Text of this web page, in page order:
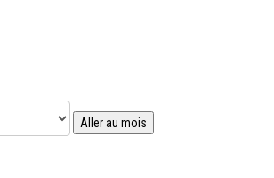
Aller au mois